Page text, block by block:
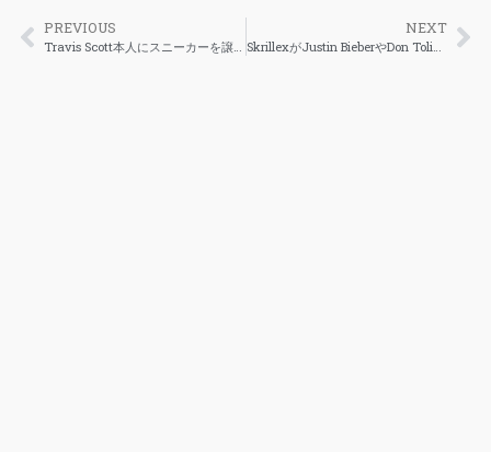
PREVIOUS
Travis Scott本人にスニーカーを譲ってくれと頼むファン
NEXT
SkrillexがJustin BieberやDon Toliverと制作した新曲「 Don’t Go」